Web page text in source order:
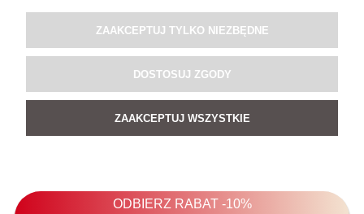
Spódnica Lniana Bloss Brązowa
5.0
209,00 zł
DO KOSZYKA
ZAAKCEPTUJ TYLKO NIEZBĘDNE
DOSTOSUJ ZGODY
ZAAKCEPTUJ WSZYSTKIE